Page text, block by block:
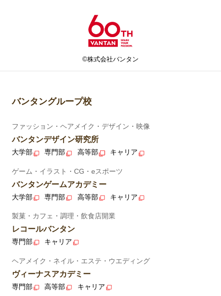
©株式会社バンタン
バンタングループ校
ファッション・ヘアメイク・デザイン・映像
バンタンデザイン研究所
大学部 専門部 高等部 キャリア
ゲーム・イラスト・CG・eスポーツ
バンタンゲームアカデミー
大学部 専門部 高等部 キャリア
製菓・カフェ・調理・飲食店開業
レコールバンタン
専門部 キャリア
ヘアメイク・ネイル・エステ・ウエディング
ヴィーナスアカデミー
専門部 高等部 キャリア